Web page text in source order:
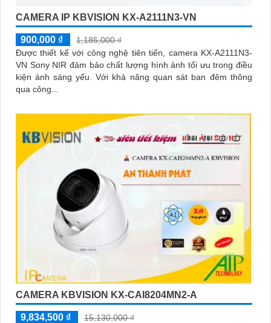
CAMERA IP KBVISION KX-A2111N3-VN
900,000 ₫
1,185,000 ₫
Được thiết kế với công nghệ tiên tiến, camera KX-A2111N3-
VN Sony NIR đảm bảo chất lượng hình ảnh tối ưu trong điều
kiện ánh sáng yếu. Với khả năng quan sát ban đêm thông
qua công...
CAMERA KBVISION KX-CAI8204MN2-A
9,834,500 ₫
15,130,000 ₫